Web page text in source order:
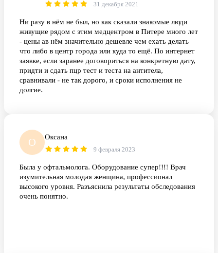
31 декабря 2021
Ни разу в нём не был, но как сказали знакомые люди
живущие рядом с этим медцентром в Питере много лет
- цены ав нём значительно дешевле чем ехать делать
что либо в центр города или куда то ещё. По интернет
заявке, если заранее договориться на конкретную дату,
придти и сдать пцр тест и теста на антитела,
сравнивали - не так дорого, и сроки исполнения не
долгие.
О Оксана
9 февраля 2023
Была у офтальмолога. Оборудование супер!!!! Врач
изумительная молодая женщина, профессионал
высокого уровня. Разъяснила результаты обследования
очень понятно.